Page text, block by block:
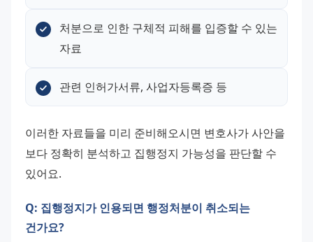
처분으로 인한 구체적 피해를 입증할 수 있는
자료
관련 인허가서류, 사업자등록증 등
이러한 자료들을 미리 준비해오시면 변호사가 사안을
보다 정확히 분석하고 집행정지 가능성을 판단할 수
있어요.
Q: 집행정지가 인용되면 행정처분이 취소되는
건가요?